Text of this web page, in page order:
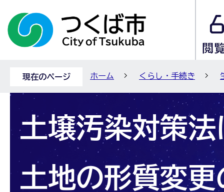
現在のページ ホーム くらし・手続き
土壌汚染対策法
土地の形質変